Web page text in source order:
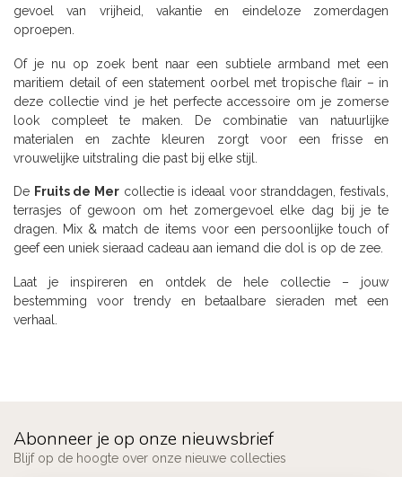
gevoel van vrijheid, vakantie en eindeloze zomerdagen
oproepen.
Of je nu op zoek bent naar een subtiele armband met een
maritiem detail of een statement oorbel met tropische flair – in
deze collectie vind je het perfecte accessoire om je zomerse
look compleet te maken. De combinatie van natuurlijke
materialen en zachte kleuren zorgt voor een frisse en
vrouwelijke uitstraling die past bij elke stijl.
De Fruits de Mer collectie is ideaal voor stranddagen, festivals,
terrasjes of gewoon om het zomergevoel elke dag bij je te
dragen. Mix & match de items voor een persoonlijke touch of
geef een uniek sieraad cadeau aan iemand die dol is op de zee.
Laat je inspireren en ontdek de hele collectie – jouw
bestemming voor trendy en betaalbare sieraden met een
verhaal.
Abonneer je op onze nieuwsbrief
Blijf op de hoogte over onze nieuwe collecties